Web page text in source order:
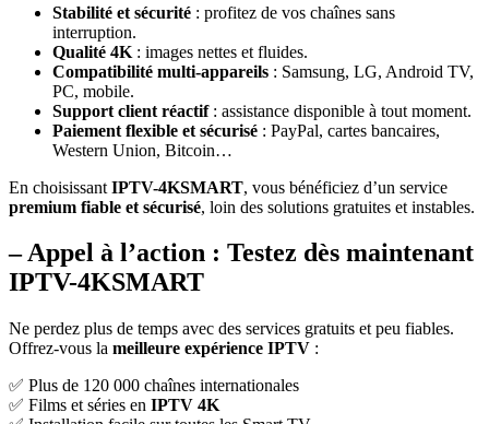
Stabilité et sécurité : profitez de vos chaînes sans
interruption.
Qualité 4K : images nettes et fluides.
Compatibilité multi-appareils : Samsung, LG, Android TV,
PC, mobile.
Support client réactif: assistance disponible à tout moment.
Paiement flexible et sécurisé : PayPal, cartes bancaires,
Western Union, Bitcoin…
En choisissant IPTV-4KSMART, vous bénéficiez d’un service
premium fiable et sécurisé, loin des solutions gratuites et instables.
– Appel à l’action : Testez dès maintenant
IPTV-4KSMART
Ne perdez plus de temps avec des services gratuits et peu fiables.
Offrez-vous la meilleure expérience IPTV :
✅ Plus de 120 000 chaînes internationales
✅ Films et séries en IPTV 4K